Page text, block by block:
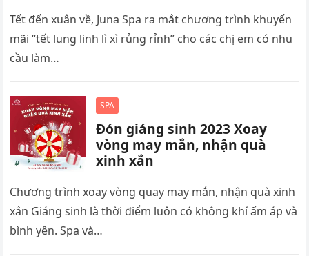
Tết đến xuân về, Juna Spa ra mắt chương trình khuyến
mãi “tết lung linh lì xì rủng rỉnh” cho các chị em có nhu
cầu làm…
SPA
Đón giáng sinh 2023 Xoay
vòng may mắn, nhận quà
xinh xắn
Chương trình xoay vòng quay may mắn, nhận quà xinh
xắn Giáng sinh là thời điểm luôn có không khí ấm áp và
bình yên. Spa và…